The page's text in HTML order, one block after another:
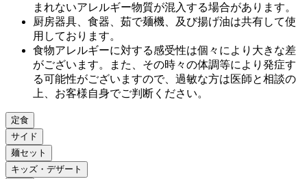
まれないアレルギー物質が混入する場合があります。
厨房器具、食器、茹で麺機、及び揚げ油は共有して使
用しております。
食物アレルギーに対する感受性は個々により大きな差
がございます。また、その時々の体調等により発症す
る可能性がございますので、過敏な方は医師と相談の
上、お客様自身でご判断ください。
定食
サイド
麺セット
キッズ・デザート